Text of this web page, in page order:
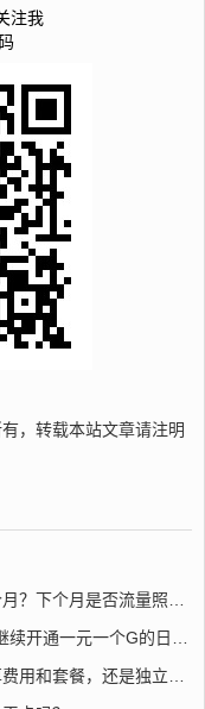
注我
，转载本站文章请注明
解除大王卡流量封顶后，是否则只有效一个月？下个月是否流量照常40g免流？
大王卡一天一元1个G 如果一个G用完了会继续开通一元一个G的日租宝吗
大王卡绑定的亲情卡怎么收费，和主卡共享费用和套餐，还是独立套餐需要充值吗。